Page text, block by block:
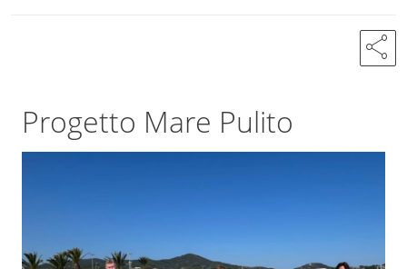
share
Progetto Mare Pulito